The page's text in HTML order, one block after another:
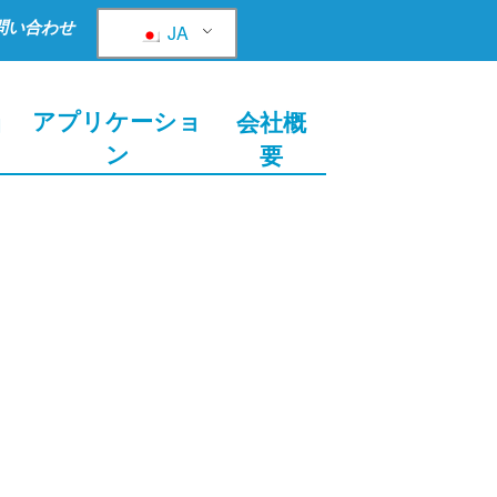
JA
い合わせ
アプリケーショ
ン
会社概
要